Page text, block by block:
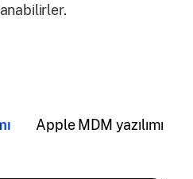
Apple MDM yazılımı